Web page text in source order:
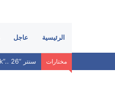
الرئيسية عاجل
مختارات سنتر “Look”.. 26 عامًا من الخبرة في مراجعات الحقوق.. هل ما زال يحافظ على مكانته بين الطلاب؟